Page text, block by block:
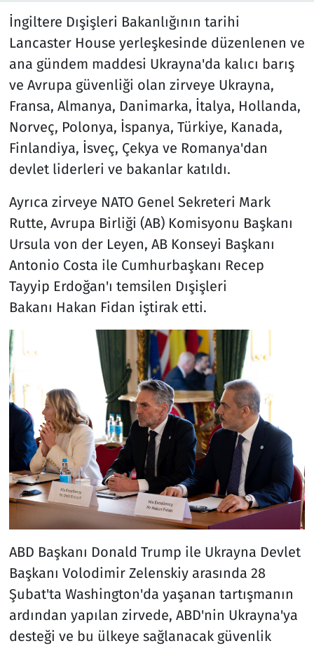
İngiltere Dışişleri Bakanlığının tarihi
Lancaster House yerleşkesinde düzenlenen ve
ana gündem maddesi Ukrayna'da kalıcı barış
ve Avrupa güvenliği olan zirveye Ukrayna,
Fransa, Almanya, Danimarka, İtalya, Hollanda,
Norveç, Polonya, İspanya, Türkiye, Kanada,
Finlandiya, İsveç, Çekya ve Romanya'dan
devlet liderleri ve bakanlar katıldı.
Ayrıca zirveye NATO Genel Sekreteri Mark
Rutte, Avrupa Birliği (AB) Komisyonu Başkanı
Ursula von der Leyen, AB Konseyi Başkanı
Antonio Costa ile Cumhurbaşkanı Recep
Tayyip Erdoğan'ı temsilen Dışişleri
Bakanı Hakan Fidan iştirak etti.
ABD Başkanı Donald Trump ile Ukrayna Devlet
Başkanı Volodimir Zelenskiy arasında 28
Şubat'ta Washington'da yaşanan tartışmanın
ardından yapılan zirvede, ABD'nin Ukrayna'ya
desteği ve bu ülkeye sağlanacak güvenlik
Spor
Teknoloji ve Bilim
Televizyon